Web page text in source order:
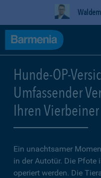
Hunde-OP-
Umfassender
Ihren Vierbeiner
Ein unachtsamer
in der Autotür. Die Pfote
operiert werden. Die